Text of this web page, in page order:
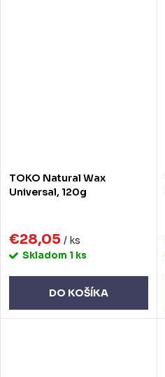
TOKO Natural Wax
Universal, 120g
€28,05 / ks
Skladom 1 ks
DO KOŠÍKA